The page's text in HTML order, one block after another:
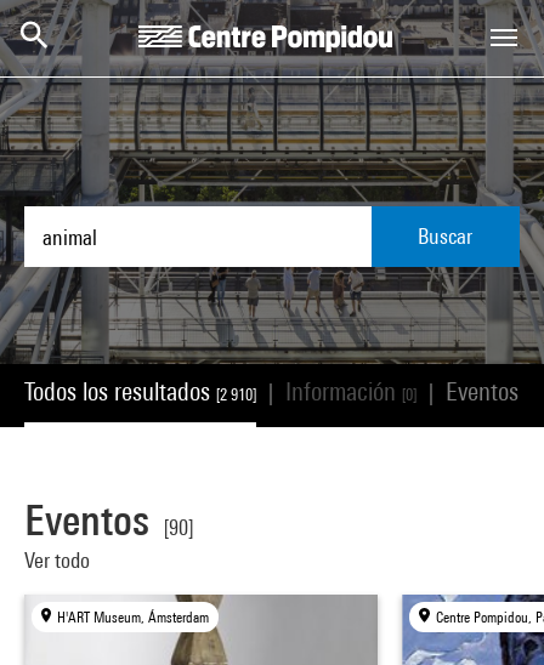
Skip to main content
Centre Pompidou
Buscar
Todos los resultados [2 910] Información [0] Eventos
Eventos
[90]
Ver todo
H'ART Museum, Ámsterdam Centre Pompidou,